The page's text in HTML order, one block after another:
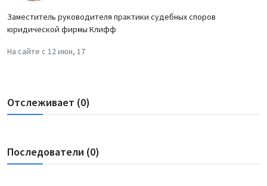
Архив
Заместитель руководителя практики судебных споров
юридической фирмы Клифф
На сайте с 12 июн, 17
Отслеживает (0)
Последователи (0)